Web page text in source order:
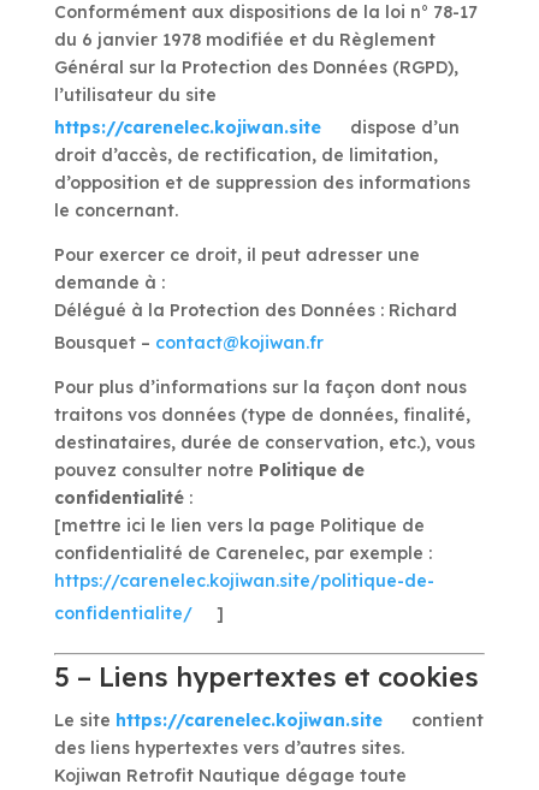
Conformément aux dispositions de la loi n° 78-17
du 6 janvier 1978 modifiée et du Règlement
Général sur la Protection des Données (RGPD),
l’utilisateur du site
https://carenelec.kojiwan.site
dispose d’un
droit d’accès, de rectification, de limitation,
d’opposition et de suppression des informations
le concernant.
Pour exercer ce droit, il peut adresser une
demande à :
Délégué à la Protection des Données : Richard
Bousquet – contact@kojiwan.fr
Pour plus d’informations sur la façon dont nous
traitons vos données (type de données, finalité,
destinataires, durée de conservation, etc.), vous
pouvez consulter notre Politique de
confidentialité:
[mettre ici le lien vers la page Politique de
confidentialité de Carenelec, par exemple :
https://carenelec.kojiwan.site/politique-de-
confidentialite/
]
5 – Liens hypertextes et cookies
Le site https://carenelec.kojiwan.site
contient
des liens hypertextes vers d’autres sites.
Kojiwan Retrofit Nautique dégage toute